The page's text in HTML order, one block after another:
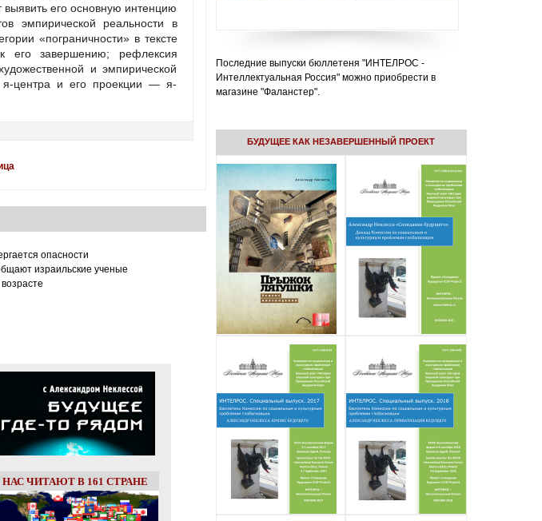
его основную интенцию
эмпирической реальности в
«пограничности» в тексте
его завершению; рефлексия
и эмпирической
я-центра и его проекции — я-
опасности
израильские ученые
НАС ЧИТАЮТ В 161 СТРАНЕ
Последние выпуски бюллетеня "ИНТЕЛРОС -
Интеллектуальная Россия" можно приобрести в
магазине "Фаланстер".
БУДУЩЕЕ КАК НЕЗАВЕРШЕННЫЙ ПРОЕКТ